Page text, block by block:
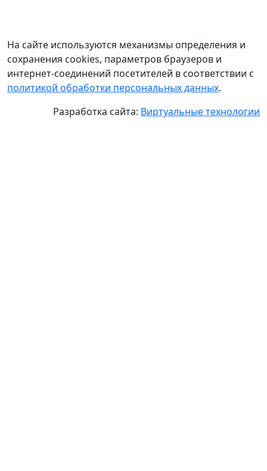
На сайте используются механизмы определения и
сохранения cookies, параметров браузеров и
интернет-соединений посетителей в соответствии с
политикой обработки персональных данных.
Разработка сайта: Виртуальные технологии